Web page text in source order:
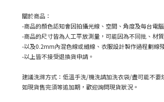
關於商品：
-商品的顏色認知會因拍攝光線、空間、角度及每台電腦
-商品的尺寸皆為人工平放測量，可能因為不同批、材
-以及0.2mm內混色線或縫線、衣服設計製作過程劃線
-以上皆不接受退換貨申請。
建議洗滌方式：低溫手洗/機洗請加洗衣袋/盡可能不要
如現貨售完須等追加期，歡迎詢問現貨狀況。